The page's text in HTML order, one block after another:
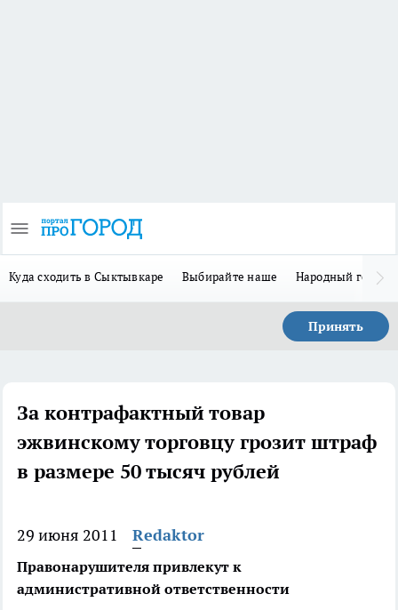
Куда сходить в Сыктывкаре Выбирайте наше Народный герой-
Принять
За контрафактный товар
эжвинскому торговцу грозит штраф
в размере 50 тысяч рублей
29 июня 2011 Redaktor
Правонарушителя привлекут к
административной ответственности